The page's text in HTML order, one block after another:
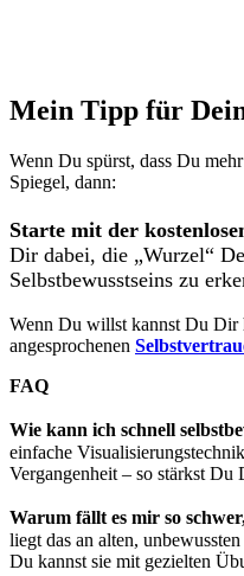
Mein Tipp für
Wenn Du spürst, dass Du
Spiegel, dann:
Starte mit der
Dir dabei, die „Wurzel“
Selbstbewusstseins zu
Wenn Du willst kannst Du Dir
angesprochenen
FAQ
Wie kann ich schnell
einfache
Vergangenheit – so stärkst Du
Warum fällt es mir so
liegt das an alten,
Du kannst sie mit gezielten